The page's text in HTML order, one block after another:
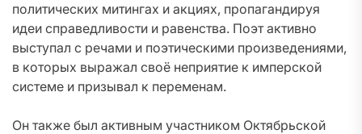
политических митингах и акциях, пропагандируя
идеи справедливости и равенства. Поэт активно
выступал с речами и поэтическими произведениями,
в которых выражал своё неприятие к имперской
системе и призывал к переменам.
Он также был активным участником Октябрьской